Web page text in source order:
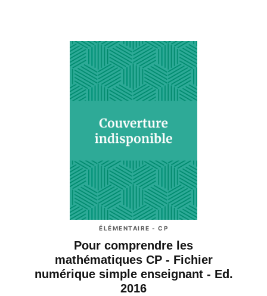
ÉLÉMENTAIRE - CP
Pour comprendre les
mathématiques CP - Fichier
numérique simple enseignant - Ed.
2016